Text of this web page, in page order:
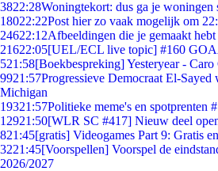
3822:28Woningtekort: dus ga je woningen
18022:22Post hier zo vaak mogelijk om
24622:12Afbeeldingen die je gemaakt
21622:05[UEL/ECL live topic] #160
521:58[Boekbespreking] Yesteryear -
9921:57Progressieve Democraat El-
Michigan
19321:57Politieke meme's en spotprenten
12921:50[WLR SC #417] Nieuw deel
821:45[gratis] Videogames Part 9: Gratis
3221:45[Voorspellen] Voorspel de
2026/2027